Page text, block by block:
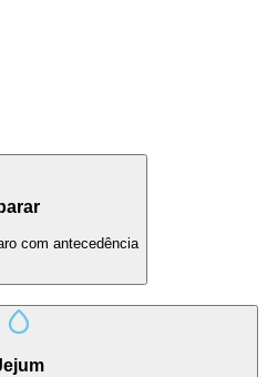
com antecedência